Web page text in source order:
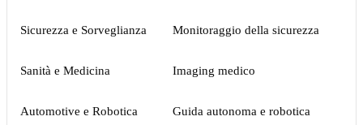
Sicurezza e Sorveglianza Monitoraggio della sicurezza
Sanità e Medicina Imaging medico
Automotive e Robotica Guida autonoma e robotica